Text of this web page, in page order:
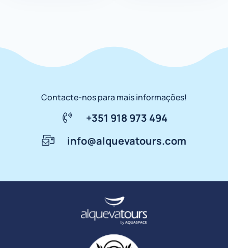
No Top 10%
Mundial
Contacte-nos para mais informações!
+351 918 973 494
info@alquevatours.com